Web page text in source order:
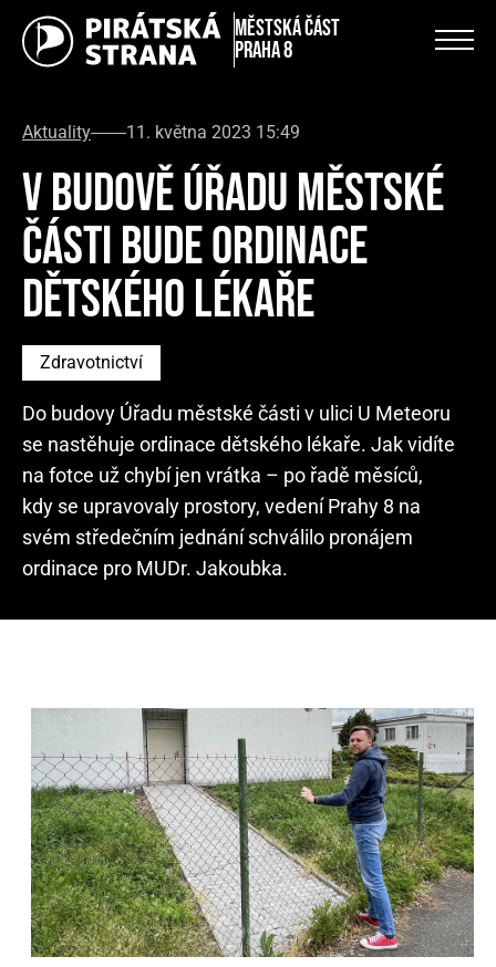
městská část
Praha 8
Aktuality 11. května 2023 15:49
V BUDOVĚ ÚŘADU MĚSTSKÉ
ČÁSTI BUDE ORDINACE
DĚTSKÉHO LÉKAŘE
Zdravotnictví
Do budovy Úřadu městské části v ulici U Meteoru
se nastěhuje ordinace dětského lékaře. Jak vidíte
na fotce už chybí jen vrátka – po řadě měsíců,
kdy se upravovaly prostory, vedení Prahy 8 na
svém středečním jednání schválilo pronájem
ordinace pro MUDr. Jakoubka.